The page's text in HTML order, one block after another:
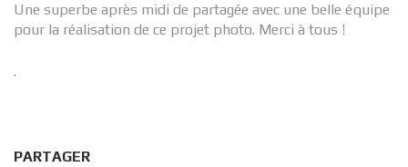
Une superbe après midi de partagée avec une belle équipe
pour la réalisation de ce projet photo. Merci à tous !
.
PARTAGER